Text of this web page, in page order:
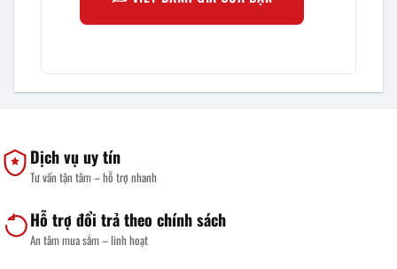
Dịch vụ uy tín
Tư vấn tận tâm – hỗ trợ nhanh
Hỗ trợ đổi trả theo chính sách
An tâm mua sắm – linh hoạt